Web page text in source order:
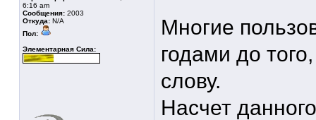
6:16 am
Сообщения: 2003
Откуда: N/A
Пол:
Элементарная Сила:
Многие
годами до
слову.
Насчет